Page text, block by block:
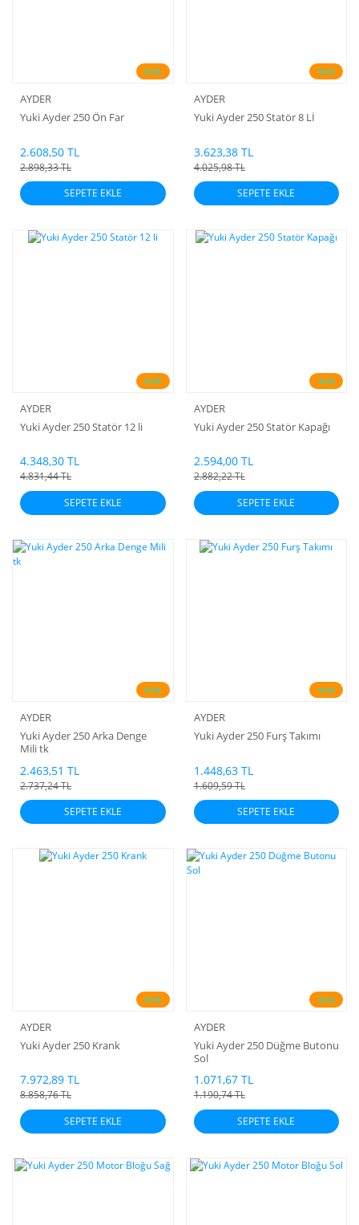
%10
AYDER
Yuki Ayder 250 Ön Far
2.608,50 TL
2.898,33 TL
SEPETE EKLE
%10
AYDER
Yuki Ayder 250 Statör 8 Lİ
3.623,38 TL
4.025,98 TL
SEPETE EKLE
%10
AYDER
Yuki Ayder 250 Statör 12 li
4.348,30 TL
4.831,44 TL
SEPETE EKLE
%10
AYDER
Yuki Ayder 250 Statör Kapağı
2.594,00 TL
2.882,22 TL
SEPETE EKLE
%10
AYDER
Yuki Ayder 250 Arka Denge
Mili tk
2.463,51 TL
2.737,24 TL
SEPETE EKLE
%10
AYDER
Yuki Ayder 250 Furş Takımı
1.448,63 TL
1.609,59 TL
SEPETE EKLE
%10
AYDER
Yuki Ayder 250 Krank
7.972,89 TL
8.858,76 TL
SEPETE EKLE
%10
AYDER
Yuki Ayder 250 Düğme Butonu
Sol
1.071,67 TL
1.190,74 TL
SEPETE EKLE